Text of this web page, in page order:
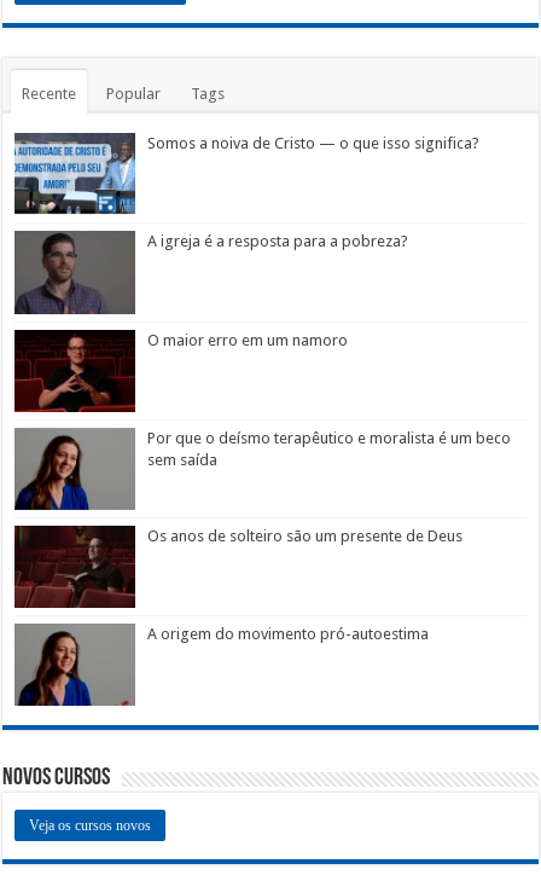
Recente Popular Tags
Somos a noiva de Cristo — o que isso significa?
A igreja é a resposta para a pobreza?
O maior erro em um namoro
Por que o deísmo terapêutico e moralista é um beco
sem saída
Os anos de solteiro são um presente de Deus
A origem do movimento pró-autoestima
Novos Cursos
Veja os cursos novos